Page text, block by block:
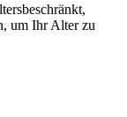
um Ihr Alter zu